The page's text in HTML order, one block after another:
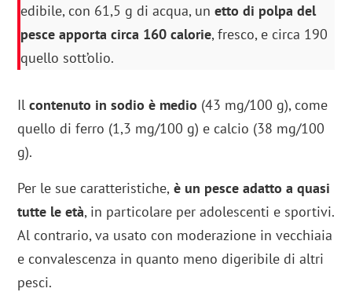
edibile, con 61,5 g di acqua, unetto di polpa del
pesce apporta circa 160 calorie, fresco, e circa 190
quello sott’olio.
Ilcontenuto in sodio è medio (43 mg/100 g), come
quello di ferro (1,3 mg/100 g) e calcio (38 mg/100
g).
Per le sue caratteristiche, è un pesce adatto a quasi
tutte le età, in particolare per adolescenti e sportivi.
Al contrario, va usato con moderazione in vecchiaia
e convalescenza in quanto meno digeribile di altri
pesci.